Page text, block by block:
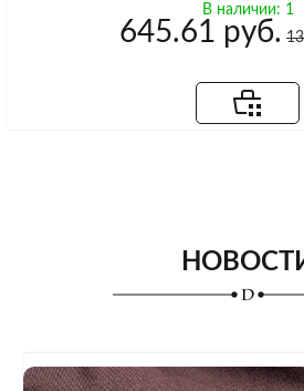
В наличии: 1
645.61 руб.